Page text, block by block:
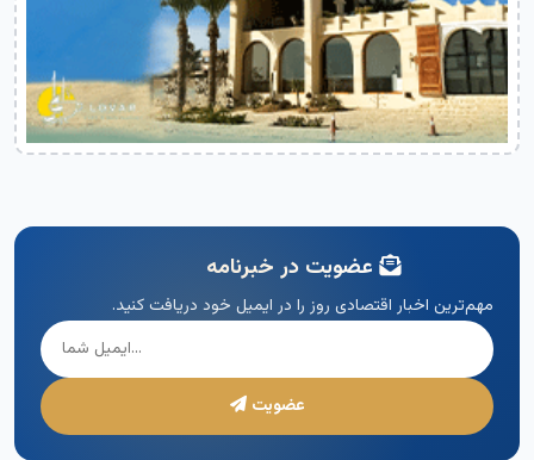
عضویت در خبرنامه
مهم‌ترین اخبار اقتصادی روز را در ایمیل خود دریافت کنید.
عضویت